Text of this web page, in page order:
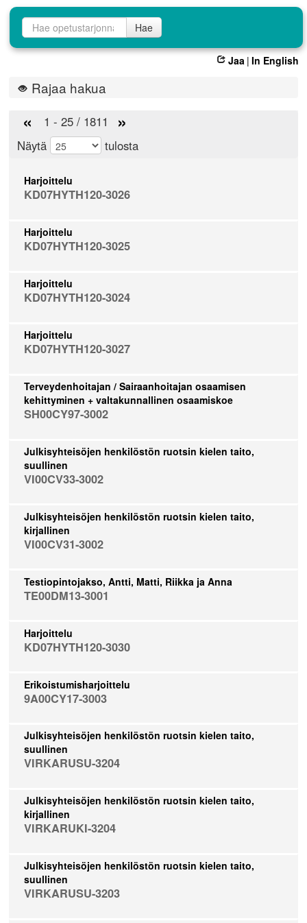
Opetustarjontahaku
Hae
Jaa | In English
Rajaa hakua
« 1 - 25 / 1811 »
Näytä tulosta
Harjoittelu
KD07HYTH120-3026
Harjoittelu
KD07HYTH120-3025
Harjoittelu
KD07HYTH120-3024
Harjoittelu
KD07HYTH120-3027
Terveydenhoitajan / Sairaanhoitajan osaamisen
kehittyminen + valtakunnallinen osaamiskoe
SH00CY97-3002
Julkisyhteisöjen henkilöstön ruotsin kielen taito,
suullinen
VI00CV33-3002
Julkisyhteisöjen henkilöstön ruotsin kielen taito,
kirjallinen
VI00CV31-3002
Testiopintojakso, Antti, Matti, Riikka ja Anna
TE00DM13-3001
Harjoittelu
KD07HYTH120-3030
Erikoistumisharjoittelu
9A00CY17-3003
Julkisyhteisöjen henkilöstön ruotsin kielen taito,
suullinen
VIRKARUSU-3204
Julkisyhteisöjen henkilöstön ruotsin kielen taito,
kirjallinen
VIRKARUKI-3204
Julkisyhteisöjen henkilöstön ruotsin kielen taito,
suullinen
VIRKARUSU-3203